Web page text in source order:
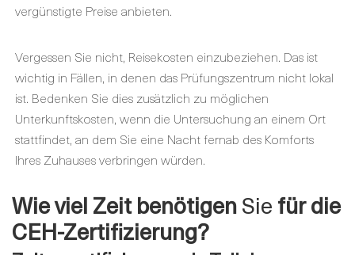
vergünstigte Preise anbieten.
Vergessen Sie nicht, Reisekosten einzubeziehen. Das ist
wichtig in Fällen, in denen das Prüfungszentrum nicht lokal
ist. Bedenken Sie dies zusätzlich zu möglichen
Unterkunftskosten, wenn die Untersuchung an einem Ort
stattfindet, an dem Sie eine Nacht fernab des Komforts
Ihres Zuhauses verbringen würden.
Wie viel ZeitbenötigenSiefür die
CEH-Zertifizierung?